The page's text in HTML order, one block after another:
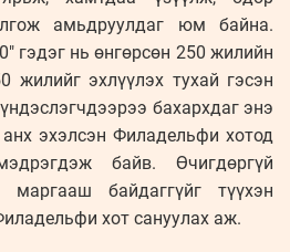
амьдруулдаг юм байна.
гэдэг нь өнгөрсөн 250 жилийн
жилийг эхлүүлэх тухай гэсэн
бахархдаг энэ
эхэлсэн Филадельфи хотод
байв. Өчигдөргүй
маргааш байдаггүйг түүхэн
хот сануулах аж.